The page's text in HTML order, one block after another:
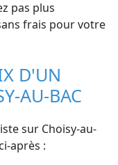
pas plus
frais pour votre
D'UN
AU-BAC
sur Choisy-au-
après :